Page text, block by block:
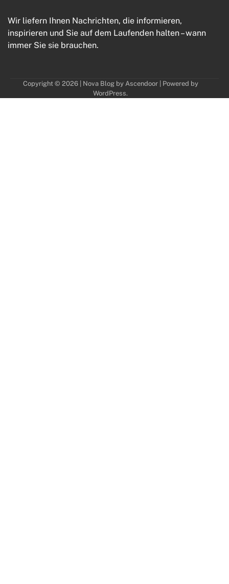
Wir liefern Ihnen Nachrichten, die informieren,
inspirieren und Sie auf dem Laufenden halten – wann
immer Sie sie brauchen.
Copyright © 2026 | Nova Blog by Ascendoor| Powered by
WordPress.